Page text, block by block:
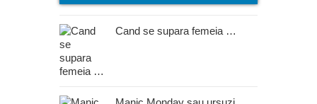
Cand se supara femeia …